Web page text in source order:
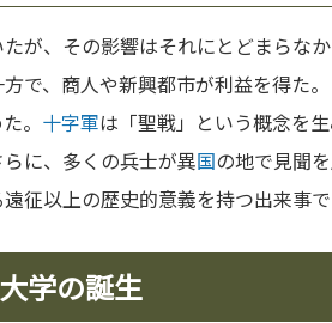
が、その影響はそれにとどまらなか
で、商人や新興都市が利益を得た
。 十字軍は「聖戦」という概念を
に、多くの兵士が異国の地で見聞
征以上の歴史的意義を持つ出来事で
学の誕生